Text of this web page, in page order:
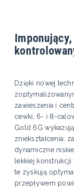
Dzięki nowej
zawieszenia i
cewki, 6- i 8-
Gold 6G
zniekształcenia,
dynamiczne
lekkiej
te zyskują
przepływem